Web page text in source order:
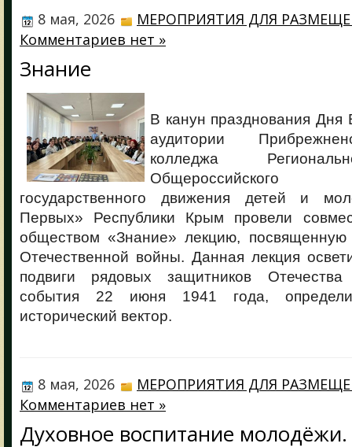
8 мая, 2026
МЕРОПРИЯТИЯ ДЛЯ
Комментариев нет »
Знание
В канун празднования
аудитории
колледжа
Общероссийского
государственного движения детей и
Первых» Республики Крым провели
обществом «Знание» лекцию,
Отечественной войны. Данная лекция
подвиги рядовых защитников
события 22 июня 1941 года,
исторический вектор.
8 мая, 2026
МЕРОПРИЯТИЯ ДЛЯ
Комментариев нет »
Духовное воспитание молодёжи.